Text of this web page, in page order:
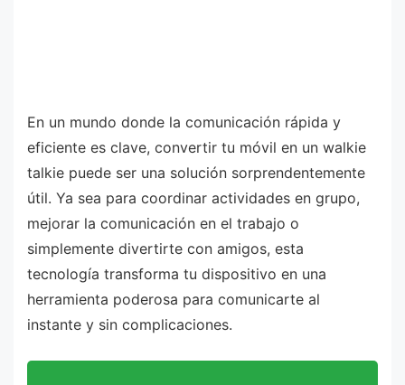
En un mundo donde la comunicación rápida y
eficiente es clave, convertir tu móvil en un walkie
talkie puede ser una solución sorprendentemente
útil. Ya sea para coordinar actividades en grupo,
mejorar la comunicación en el trabajo o
simplemente divertirte con amigos, esta
tecnología transforma tu dispositivo en una
herramienta poderosa para comunicarte al
instante y sin complicaciones.